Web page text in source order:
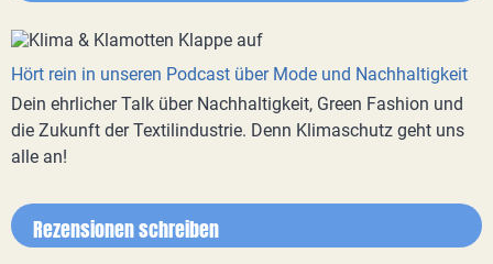
Hört rein in unseren Podcast über Mode und Nachhaltigkeit
Dein ehrlicher Talk über Nachhaltigkeit, Green Fashion und
die Zukunft der Textilindustrie. Denn Klimaschutz geht uns
alle an!
Rezensionen schreiben